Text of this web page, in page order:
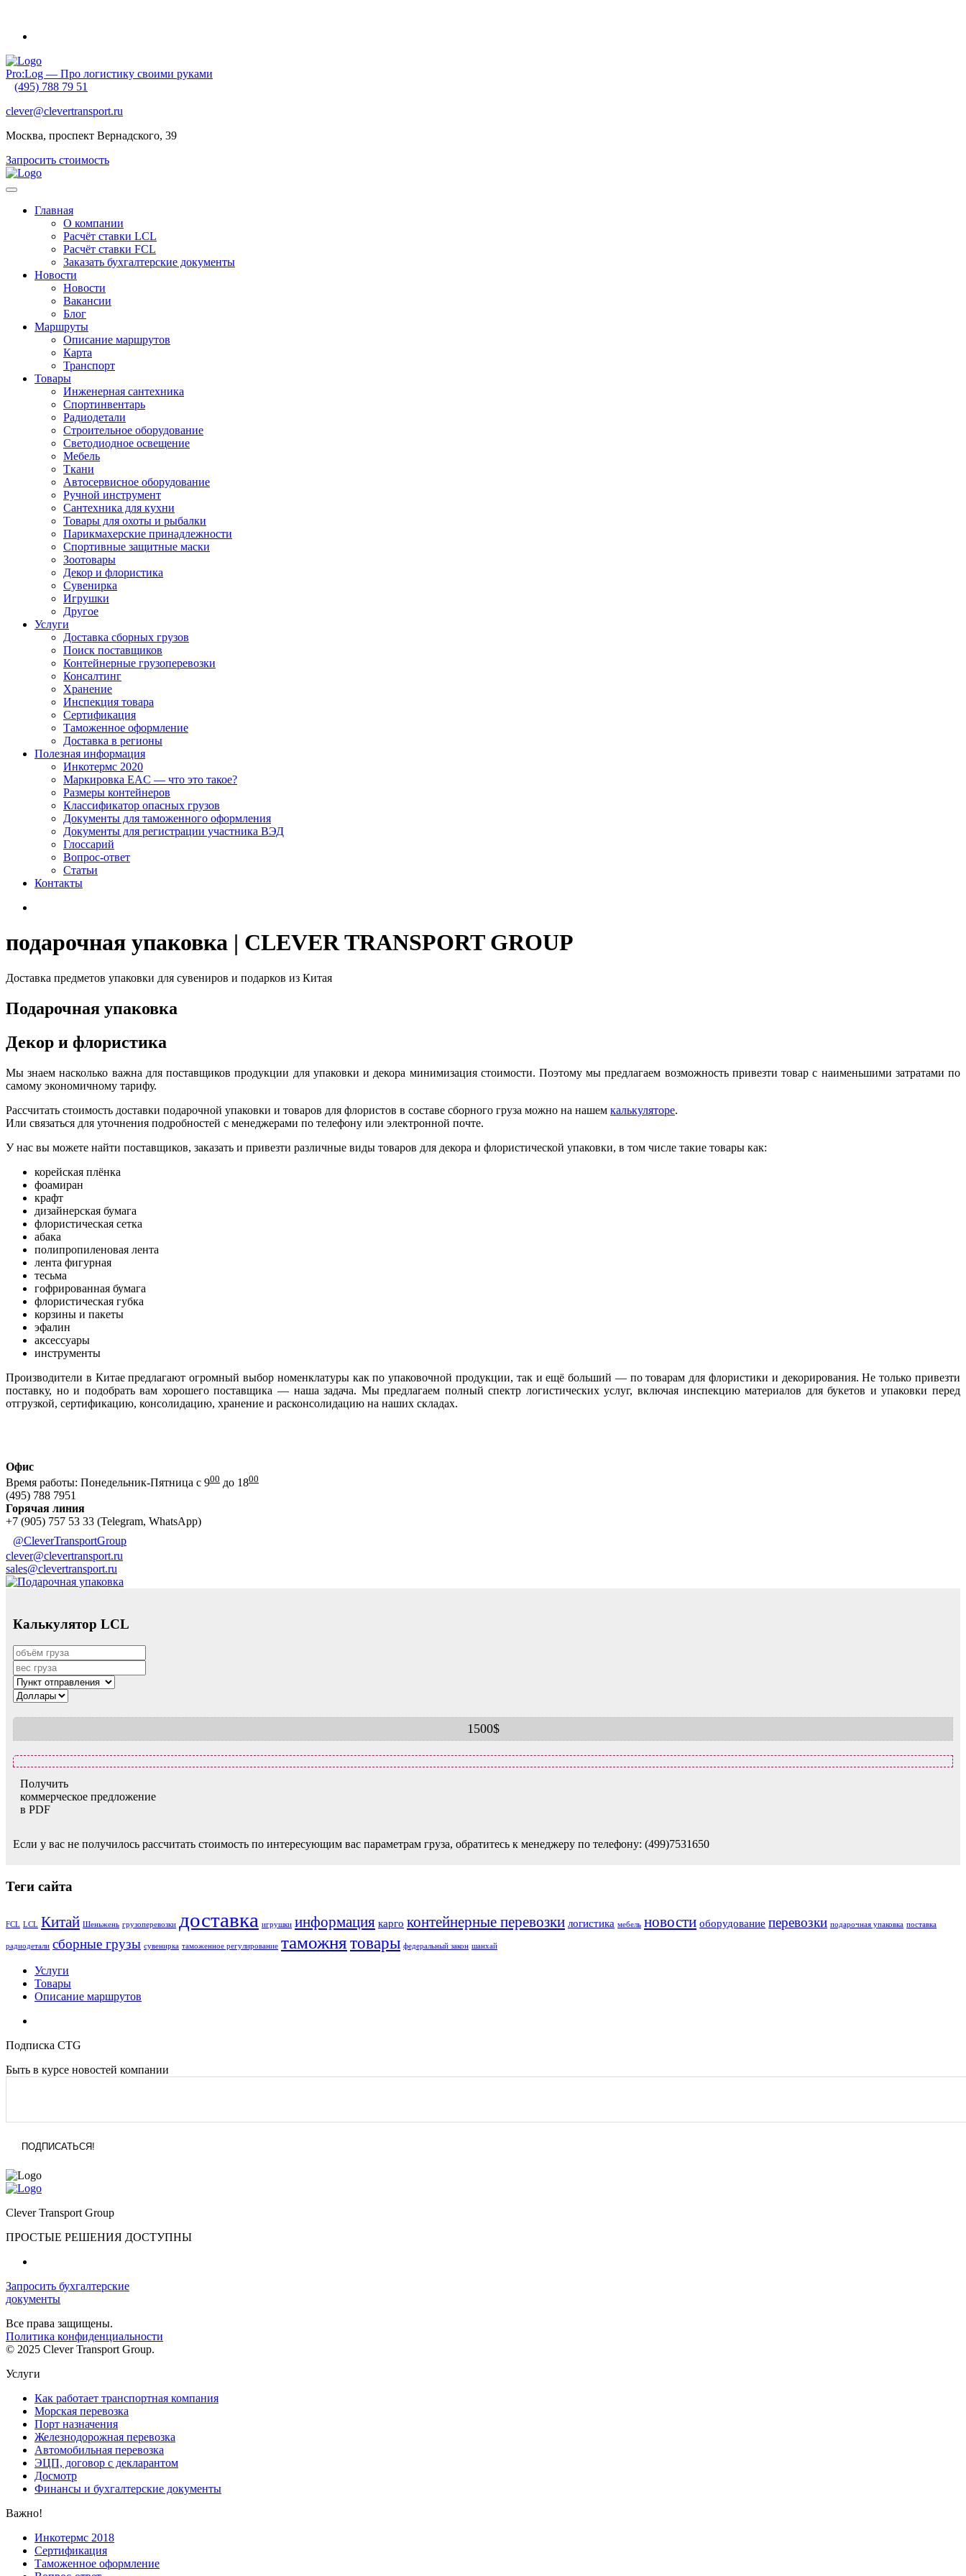
Pro:Log — Про логистику своими руками
(495) 788 79 51
clever@clevertransport.ru
Москва, проспект Вернадского, 39
Запросить стоимость
Главная
О компании
Расчёт ставки LCL
Расчёт ставки FСL
Заказать бухгалтерские документы
Новости
Новости
Вакансии
Блог
Маршруты
Описание маршрутов
Карта
Транспорт
Товары
Инженерная сантехника
Спортинвентарь
Радиодетали
Строительное оборудование
Светодиодное освещение
Мебель
Ткани
Автосервисное оборудование
Ручной инструмент
Сантехника для кухни
Товары для охоты и рыбалки
Парикмахерские принадлежности
Спортивные защитные маски
Зоотовары
Декор и флористика
Сувенирка
Игрушки
Другое
Услуги
Доставка сборных грузов
Поиск поставщиков
Контейнерные грузоперевозки
Консалтинг
Хранение
Инспекция товара
Сертификация
Таможенное оформление
Доставка в регионы
Полезная информация
Инкотермс 2020
Маркировка EAC — что это такое?
Размеры контейнеров
Классификатор опасных грузов
Документы для таможенного оформления
Документы для регистрации участника ВЭД
Глоссарий
Вопрос-ответ
Статьи
Контакты
подарочная упаковка | CLEVER TRANSPORT GROUP
Доставка предметов упаковки для сувениров и подарков из Китая
Подарочная упаковка
Декор и флористика
Мы знаем насколько важна для поставщиков продукции для упаковки и декора минимизация стоимости. Поэтому мы предлагаем возможность привезти товар с наименьшими затратами по
самому экономичному тарифу.
Рассчитать стоимость доставки подарочной упаковки и товаров для флористов в составе сборного груза можно на нашем калькуляторе.
Или связаться для уточнения подробностей с менеджерами по телефону или электронной почте.
У нас вы можете найти поставщиков, заказать и привезти различные виды товаров для декора и флористической упаковки, в том числе такие товары как:
корейская плёнка
фоамиран
крафт
дизайнерская бумага
флористическая сетка
абака
полипропиленовая лента
лента фигурная
тесьма
гофрированная бумага
флористическая губка
корзины и пакеты
эфалин
аксессуары
инструменты
Производители в Китае предлагают огромный выбор номенклатуры как по упаковочной продукции, так и ещё больший — по товарам для флористики и декорирования. Не только привезти
поставку, но и подобрать вам хорошего поставщика — наша задача. Мы предлагаем полный спектр логистических услуг, включая инспекцию материалов для букетов и упаковки перед
отгрузкой, сертификацию, консолидацию, хранение и расконсолидацию на наших складах.
Офис
Время работы: Понедельник-Пятница с 900 до 1800
(495) 788 7951
Горячая линия
+7 (905) 757 53 33 (Telegram, WhatsApp)
@CleverTransportGroup
clever@clevertransport.ru
sales@clevertransport.ru
Калькулятор LCL
1500$
Получить
коммерческое предложение
в PDF
Если у вас не получилось рассчитать стоимость по интересующим вас параметрам груза, обратитесь к менеджеру по телефону: (499)7531650
Теги сайта
FCL LCL Китай Шеньжень грузоперевозки доставка игрушки информация карго контейнерные перевозки логистика мебель новости оборудование перевозки подарочная упаковка поставка
радиодетали сборные грузы сувенирка таможенное регулирование таможнятовары федеральный закон шанхай
Услуги
Товары
Описание маршрутов
Подписка CTG
Быть в курсе новостей компании
Clever Transport Group
ПРОСТЫЕ РЕШЕНИЯ ДОСТУПНЫ
Запросить бухгалтерские
документы
Все права защищены.
Политика конфиденциальности
© 2025 Clever Transport Group.
Услуги
Как работает транспортная компания
Морская перевозка
Порт назначения
Железнодорожная перевозка
Автомобильная перевозка
ЭЦП, договор с декларантом
Досмотр
Финансы и бухгалтерские документы
Важно!
Инкотермс 2018
Сертификация
Таможенное оформление